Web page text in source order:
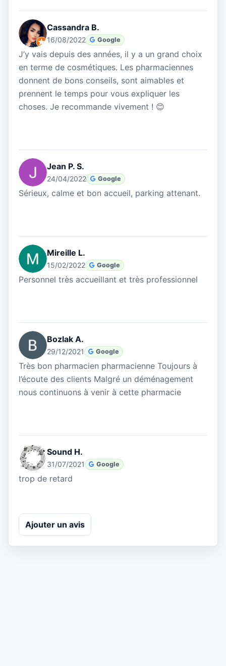
Cassandra B.
16/08/2022 Google
J’y vais depuis des années, il y a un grand choix
en terme de cosmétiques. Les pharmaciennes
donnent de bons conseils, sont aimables et
prennent le temps pour vous expliquer les
choses. Je recommande vivement ! 😊
Jean P. S.
24/04/2022 Google
Sérieux, calme et bon accueil, parking attenant.
Mireille L.
15/02/2022 Google
Personnel très accueillant et très professionnel
Bozlak A.
29/12/2021 Google
Très bon pharmacien pharmacienne Toujours à
l’écoute des clients Malgré un déménagement
nous continuons à venir à cette pharmacie
Sound H.
31/07/2021 Google
trop de retard
Ajouter un avis